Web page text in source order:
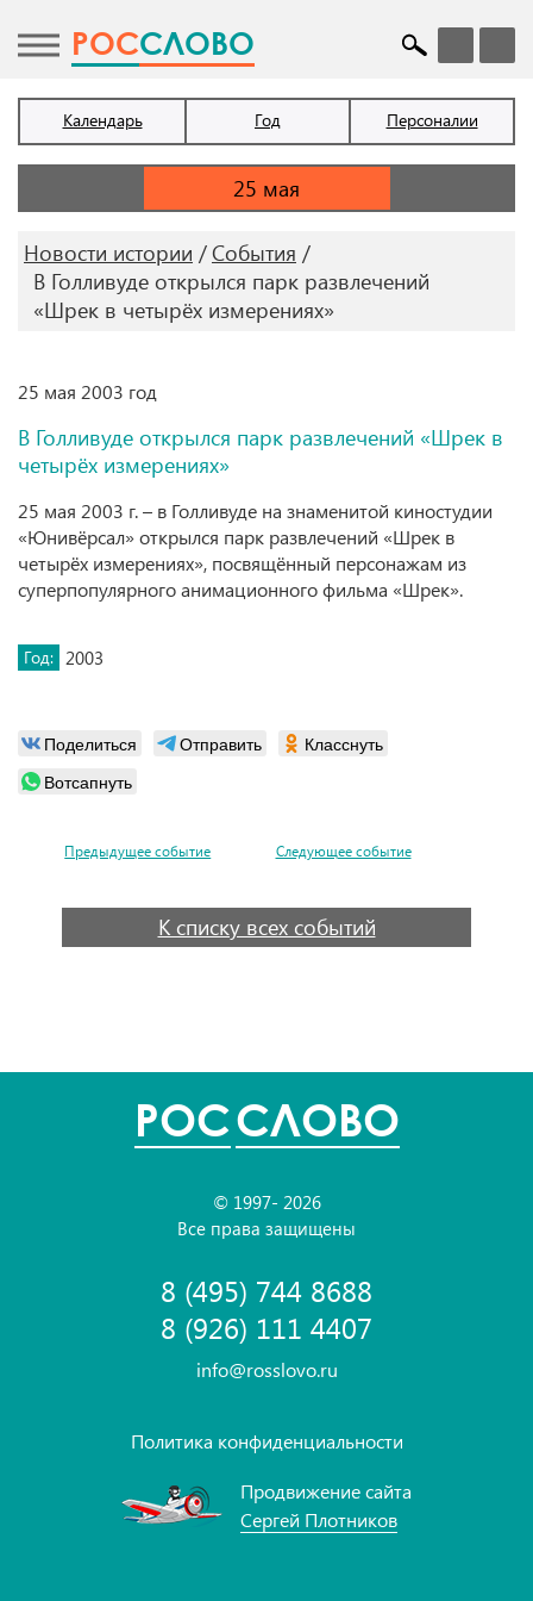
POCСЛОВО
Календарь Год Персоналии
Новости истории
События
В Голливуде открылся парк развлечений
«Шрек в четырёх измерениях»
25 мая 2003 год
В Голливуде открылся парк развлечений «Шрек в
четырёх измерениях»
25 мая 2003 г. – в Голливуде на знаменитой киностудии
«Юнивёрсал» открылся парк развлечений «Шрек в
четырёх измерениях», посвящённый персонажам из
суперпопулярного анимационного фильма «Шрек».
Год: 2003
Поделиться Отправить
Класснуть
Вотсапнуть
Предыдущее событие Следующее событие
К списку всех событий
POCСЛОВО
© 1997- 2026
Все права защищены
8 (495) 744 8688
8 (926) 111 4407
info@rosslovo.ru
Политика конфиденциальности
Продвижение сайта
Сергей Плотников